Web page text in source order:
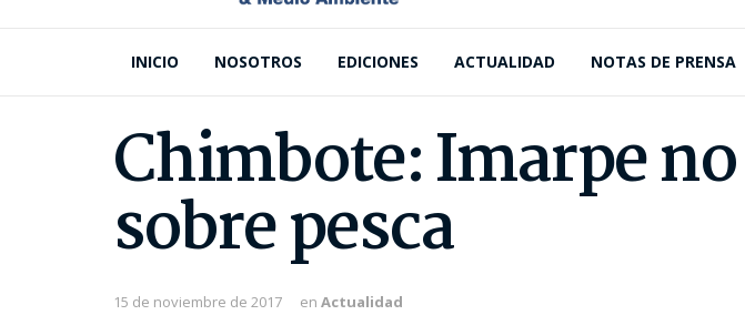
INICIO NOSOTROS EDICIONES ACTUALIDAD NOTAS DE PRENSA
Chimbote: Imarpe
sobre pesca
15 de noviembre de 2017 en Actualidad